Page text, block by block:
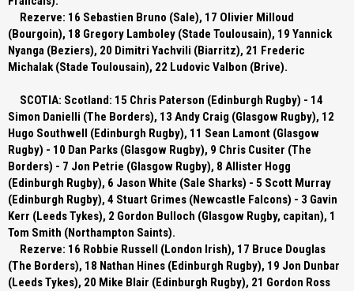
Rezerve: 16 Sebastien Bruno (Sale), 17 Olivier Milloud
(Bourgoin), 18 Gregory Lamboley (Stade Toulousain), 19 Yannick
Nyanga (Beziers), 20 Dimitri Yachvili (Biarritz), 21 Frederic
Michalak (Stade Toulousain), 22 Ludovic Valbon (Brive).
SCOTIA: Scotland: 15 Chris Paterson (Edinburgh Rugby) - 14
Simon Danielli (The Borders), 13 Andy Craig (Glasgow Rugby), 12
Hugo Southwell (Edinburgh Rugby), 11 Sean Lamont (Glasgow
Rugby) - 10 Dan Parks (Glasgow Rugby), 9 Chris Cusiter (The
Borders) - 7 Jon Petrie (Glasgow Rugby), 8 Allister Hogg
(Edinburgh Rugby), 6 Jason White (Sale Sharks) - 5 Scott Murray
(Edinburgh Rugby), 4 Stuart Grimes (Newcastle Falcons) - 3 Gavin
Kerr (Leeds Tykes), 2 Gordon Bulloch (Glasgow Rugby, capitan), 1
Tom Smith (Northampton Saints).
Rezerve: 16 Robbie Russell (London Irish), 17 Bruce Douglas
(The Borders), 18 Nathan Hines (Edinburgh Rugby), 19 Jon Dunbar
(Leeds Tykes), 20 Mike Blair (Edinburgh Rugby), 21 Gordon Ross